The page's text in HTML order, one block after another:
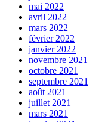
mai 2022
avril 2022
mars 2022
février 2022
janvier 2022
novembre 2021
octobre 2021
septembre 2021
août 2021
juillet 2021
mars 2021